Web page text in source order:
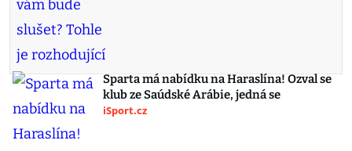
Sparta má nabídku na Haraslína! Ozval se
klub ze Saúdské Arábie, jedná se
iSport.cz